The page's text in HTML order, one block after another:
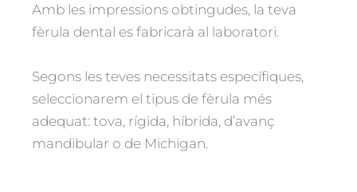
Amb les impressions obtingudes, la teva
fèrula dental es fabricarà al laboratori.
Segons les teves necessitats específiques,
seleccionarem el tipus de fèrula més
adequat: tova, rígida, híbrida, d’avanç
mandibular o de Michigan.